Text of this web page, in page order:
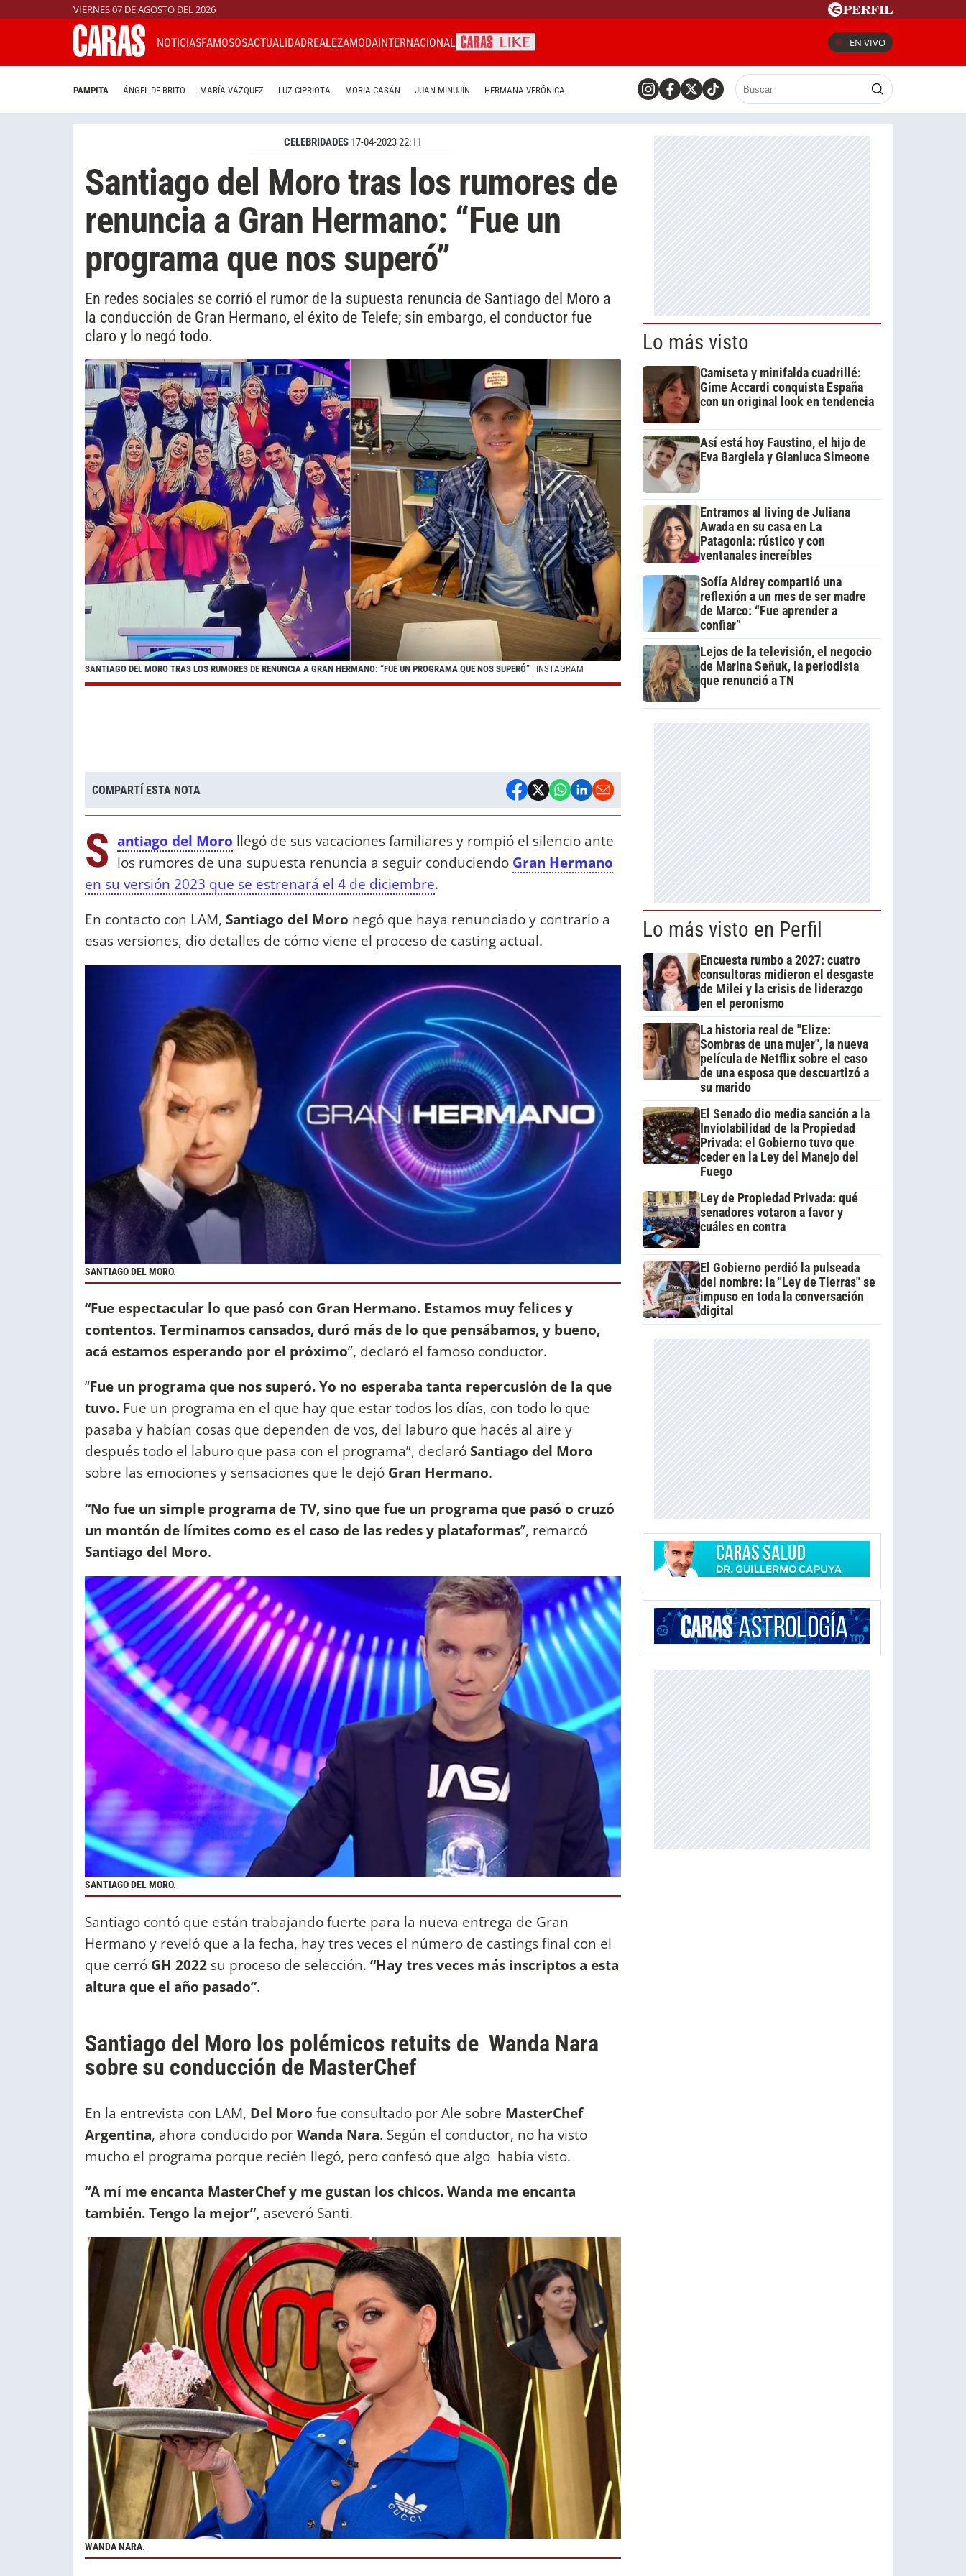
VIERNES 07 DE AGOSTO DEL 2026
NOTICIASFAMOSOSACTUALIDADREALEZAMODAINTERNACIONAL EN VIVO
PAMPITA ÁNGEL DE BRITO MARÍA VÁZQUEZ LUZ CIPRIOTA MORIA CASÁN JUAN MINUJÍN HERMANA VERÓNICA
CELEBRIDADES 17-04-2023 22:11
Santiago del Moro tras los rumores de
renuncia a Gran Hermano: “Fue un
programa que nos superó”
En redes sociales se corrió el rumor de la supuesta renuncia de Santiago del Moro a
la conducción de Gran Hermano, el éxito de Telefe; sin embargo, el conductor fue
claro y lo negó todo.
SANTIAGO DEL MORO TRAS LOS RUMORES DE RENUNCIA A GRAN HERMANO: “FUE UN PROGRAMA QUE NOS SUPERÓ” | INSTAGRAM
COMPARTÍ ESTA NOTA
S antiago del Moro llegó de sus vacaciones familiares y rompió el silencio ante
los rumores de una supuesta renuncia a seguir conduciendo Gran Hermano
en su versión 2023 que se estrenará el 4 de diciembre.
En contacto con LAM, Santiago del Moro negó que haya renunciado y contrario a
esas versiones, dio detalles de cómo viene el proceso de casting actual.
SANTIAGO DEL MORO.
“Fue espectacular lo que pasó con Gran Hermano. Estamos muy felices y
contentos. Terminamos cansados, duró más de lo que pensábamos, y bueno,
acá estamos esperando por el próximo”, declaró el famoso conductor.
“Fue un programa que nos superó. Yo no esperaba tanta repercusión de la que
tuvo. Fue un programa en el que hay que estar todos los días, con todo lo que
pasaba y habían cosas que dependen de vos, del laburo que hacés al aire y
después todo el laburo que pasa con el programa”, declaróSantiago del Moro
sobre las emociones y sensaciones que le dejó Gran Hermano.
“No fue un simple programa de TV, sino que fue un programa que pasó o cruzó
un montón de límites como es el caso de las redes y plataformas”, remarcó
Santiago del Moro.
SANTIAGO DEL MORO.
Santiago contó que están trabajando fuerte para la nueva entrega de Gran
Hermano y reveló que a la fecha, hay tres veces el número de castings final con el
que cerró GH 2022 su proceso de selección. “Hay tres veces más inscriptos a esta
altura que el año pasado”.
Santiago del Moro los polémicos retuits de Wanda Nara
sobre su conducción de MasterChef
En la entrevista con LAM, Del Moro fue consultado por Ale sobre MasterChef
Argentina, ahora conducido porWanda Nara. Según el conductor, no ha visto
mucho el programa porque recién llegó, pero confesó que algo había visto.
“A mí me encanta MasterChef y me gustan los chicos. Wanda me encanta
también. Tengo la mejor”, aseveró Santi.
WANDA NARA.
Lo más visto
Camiseta y minifalda cuadrillé:
Gime Accardi conquista España
con un original look en tendencia
Así está hoy Faustino, el hijo de
Eva Bargiela y Gianluca Simeone
Entramos al living de Juliana
Awada en su casa en La
Patagonia: rústico y con
ventanales increíbles
Sofía Aldrey compartió una
reflexión a un mes de ser madre
de Marco: “Fue aprender a
confiar”
Lejos de la televisión, el negocio
de Marina Señuk, la periodista
que renunció a TN
Lo más visto en Perfil
Encuesta rumbo a 2027: cuatro
consultoras midieron el desgaste
de Milei y la crisis de liderazgo
en el peronismo
La historia real de "Elize:
Sombras de una mujer", la nueva
película de Netflix sobre el caso
de una esposa que descuartizó a
su marido
El Senado dio media sanción a la
Inviolabilidad de la Propiedad
Privada: el Gobierno tuvo que
ceder en la Ley del Manejo del
Fuego
Ley de Propiedad Privada: qué
senadores votaron a favor y
cuáles en contra
El Gobierno perdió la pulseada
del nombre: la "Ley de Tierras" se
impuso en toda la conversación
digital